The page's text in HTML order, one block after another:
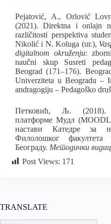
Pejatović, А., Orlović
(2021). Direktna i onlajn
različitosti perspektiva
Nikolić i N. Koluga (ur.),
digitalnom okruženju:
naučni skup Susreti
Beograd (171–176).
Univerziteta u Beogradu –
andragogiju – Pedagoško
Петковић, Љ. (2018).
платформе Мудл
настави Катедре за
Филолошког
Београду. Методички
Post Views: 171
TRANSLATE